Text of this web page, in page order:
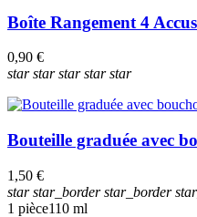
Boîte Rangement 4
0,90 €
starstarstarstarstar
Bouteille graduée avec
1,50 €
starstar_borderstar_border
1 pièce110 ml